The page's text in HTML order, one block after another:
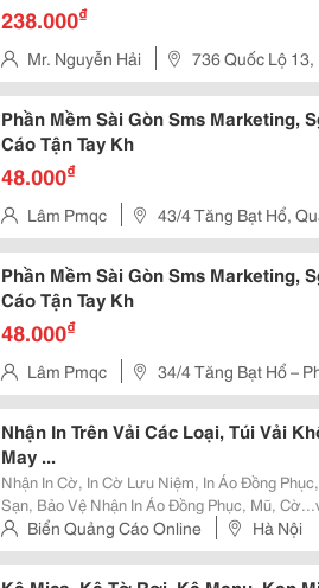
238.000₫
Mr. Nguyễn Hải
736 Quốc Lộ
Đức
Phần Mềm Sài Gòn Sms Marketing,
Cáo Tận Tay Kh
48.000₫
Lâm Pmqc 43/4 Tăng Bạt Hổ,
Phần Mềm Sài Gòn Sms Marketing,
Cáo Tận Tay Kh
48.000₫
Lâm Pmqc
34/4 Tăng Bạt Hổ –
Thạnh – Hồ Chí Minh
Nhận In Trên Vải Các Loại, Túi Vải
May ...
Nhận In Cờ, In Cờ Lưu Niệm, In Áo Đồng
Sạn, Bảo Vệ Nhận In Áo Đồng Phục, Mũ, Cờ...và Chế Tác Quà Tặng Quảng
Cáo Tại Hà Nội Nhận Thêu Cờ Thi Đua, Cờ Thưởng, Thêu - Đồng Phục Lớp, In
Áo Lớp ... In Áo Phô
Biển Quảng Cáo Online Hà Nội